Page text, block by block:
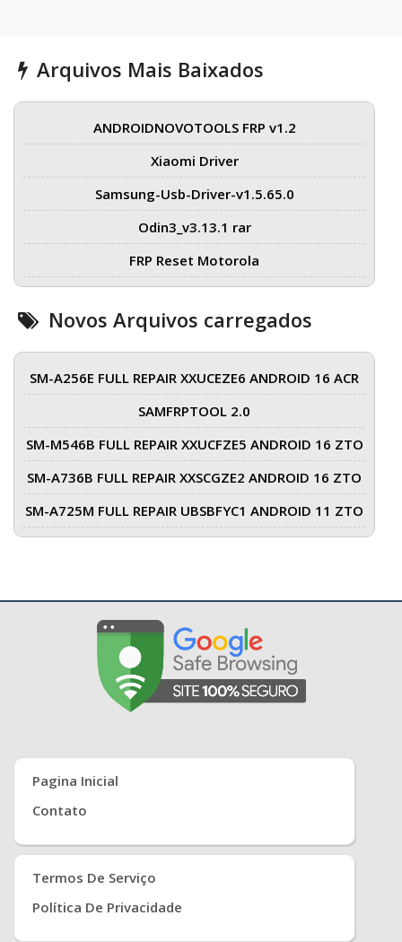
Arquivos Mais Baixados
ANDROIDNOVOTOOLS FRP v1.2
Xiaomi Driver
Samsung-Usb-Driver-v1.5.65.0
Odin3_v3.13.1 rar
FRP Reset Motorola
Novos Arquivos carregados
SM-A256E FULL REPAIR XXUCEZE6 ANDROID 16 ACR
SAMFRPTOOL 2.0
SM-M546B FULL REPAIR XXUCFZE5 ANDROID 16 ZTO
SM-A736B FULL REPAIR XXSCGZE2 ANDROID 16 ZTO
SM-A725M FULL REPAIR UBSBFYC1 ANDROID 11 ZTO
Pagina Inicial
Contato
Termos De Serviço
Política De Privacidade